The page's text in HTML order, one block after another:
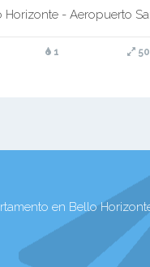
Horizonte - Aeropuerto
1
en Bello